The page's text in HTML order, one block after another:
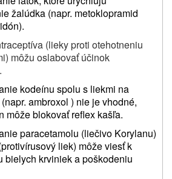
žalúdka (napr. metoklopramid
(lieky proti otehotneniu
môžu oslabovať účinok
kodeínu spolu s liekmi na
ambroxol ) nie je vhodné,
môže blokovať reflex kašľa.
paracetamolu (liečivo Korylanu)
liek) môže viesť k
bielych krviniek a poškodeniu